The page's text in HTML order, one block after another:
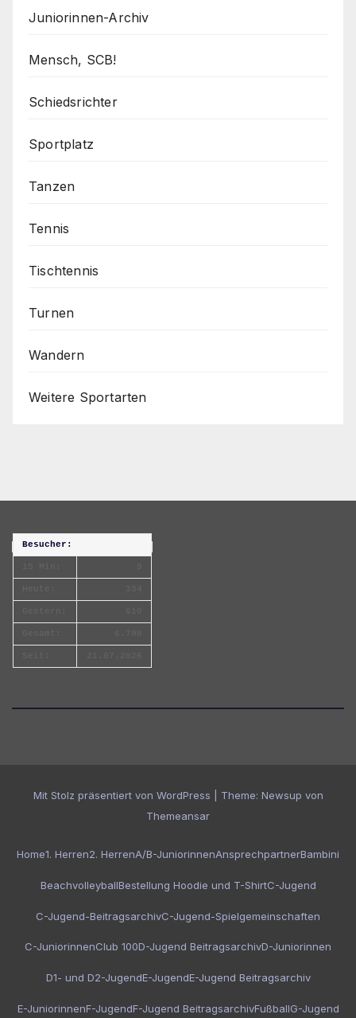
Juniorinnen-Archiv
Mensch, SCB!
Schiedsrichter
Sportplatz
Tanzen
Tennis
Tischtennis
Turnen
Wandern
Weitere Sportarten
Besucher:
Mit Stolz präsentiert von WordPress Theme: Newsup von
Themeansar
Home1. Herren2. HerrenA/B-JuniorinnenAnsprechpartnerBambini
BeachvolleyballBestellung Hoodie und T-ShirtC-Jugend
C-Jugend-BeitragsarchivC-Jugend-Spielgemeinschaften
C-JuniorinnenClub 100D-Jugend BeitragsarchivD-Juniorinnen
D1- und D2-JugendE-JugendE-Jugend Beitragsarchiv
E-JuniorinnenF-JugendF-Jugend BeitragsarchivFußballG-Jugend